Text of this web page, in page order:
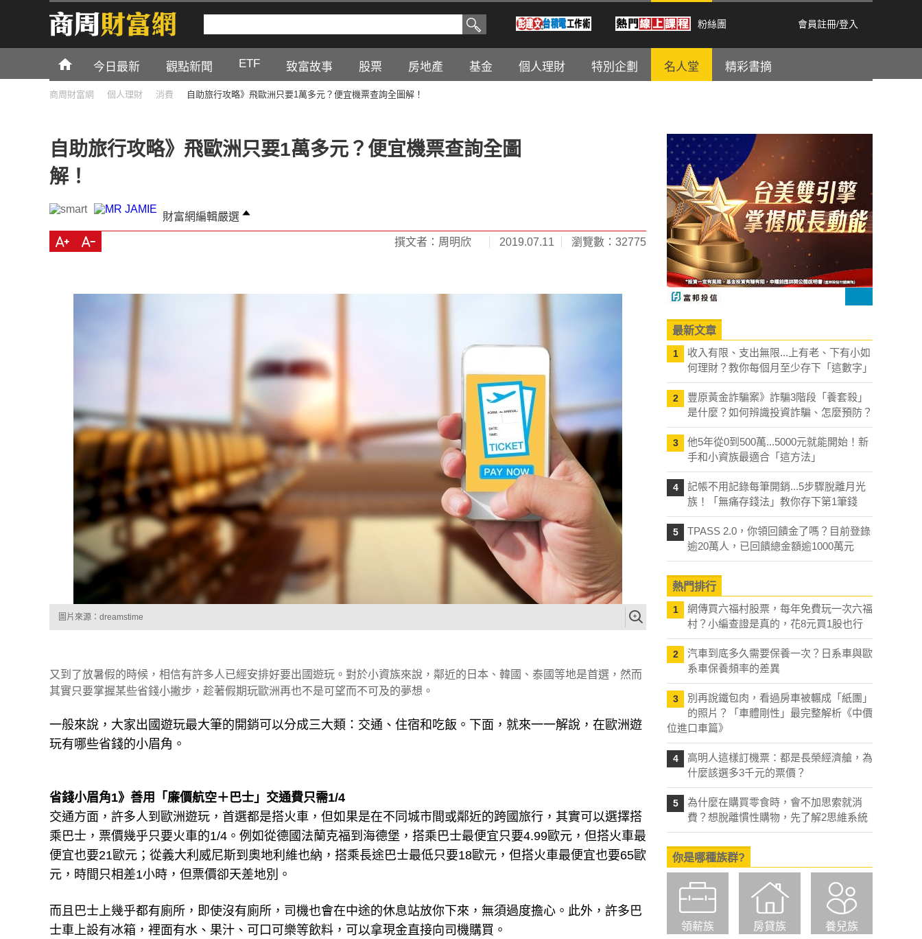
粉絲團 會員註冊/登入
今日最新 觀點新聞 ETF 致富故事 股票 房地產 基金 個人理財 特別企劃 名人堂 精彩書摘
商周財富網 個人理財 消費 自助旅行攻略》飛歐洲只要1萬多元？便宜機票查詢全圖解！
自助旅行攻略》飛歐洲只要1萬多元？便宜機票查詢全圖
解！
財富網編輯嚴選
撰文者：周明欣 2019.07.11 瀏覽數：32775
圖片來源：dreamstime
又到了放暑假的時候，相信有許多人已經安排好要出國遊玩。對於小資族來說，鄰近的日本、韓國、泰國等地是首選，然而
其實只要掌握某些省錢小撇步，趁著假期玩歐洲再也不是可望而不可及的夢想。
一般來說，大家出國遊玩最大筆的開銷可以分成三大類：交通、住宿和吃飯。下面，就來一一解說，在歐洲遊
玩有哪些省錢的小眉角。
省錢小眉角1》善用「廉價航空＋巴士」交通費只需1/4
交通方面，許多人到歐洲遊玩，首選都是搭火車，但如果是在不同城市間或鄰近的跨國旅行，其實可以選擇搭
乘巴士，票價幾乎只要火車的1/4。例如從德國法蘭克福到海德堡，搭乘巴士最便宜只要4.99歐元，但搭火車最
便宜也要21歐元；從義大利威尼斯到奧地利維也納，搭乘長途巴士最低只要18歐元，但搭火車最便宜也要65歐
元，時間只相差1小時，但票價卻天差地別。
而且巴士上幾乎都有廁所，即使沒有廁所，司機也會在中途的休息站放你下來，無須過度擔心。此外，許多巴
士車上設有冰箱，裡面有水、果汁、可口可樂等飲料，可以拿現金直接向司機購買。
最新文章
1
收入有限、支出無限...上有老、下有小如
何理財？教你每個月至少存下「這數字」
2
豐原黃金詐騙案》詐騙3階段「養套殺」
是什麼？如何辨識投資詐騙、怎麼預防？
3
他5年從0到500萬...5000元就能開始！新
手和小資族最適合「這方法」
4
記帳不用記錄每筆開銷...5步驟脫離月光
族！「無痛存錢法」教你存下第1筆錢
5
TPASS 2.0，你領回饋金了嗎？目前登錄
逾20萬人，已回饋總金額逾1000萬元
熱門排行
1
網傳買六福村股票，每年免費玩一次六福
村？小編查證是真的，花8元買1股也行
2
汽車到底多久需要保養一次？日系車與歐
系車保養頻率的差異
3
別再說鐵包肉，看過房車被輾成「紙團」
的照片？「車體剛性」最完整解析《中價
位進口車篇》
4
高明人這樣訂機票：都是長榮經濟艙，為
什麼該選多3千元的票價？
5
為什麼在購買零食時，會不加思索就消
費？想脫離慣性購物，先了解2思維系統
你是哪種族群?
領薪族 房貸族 養兒族